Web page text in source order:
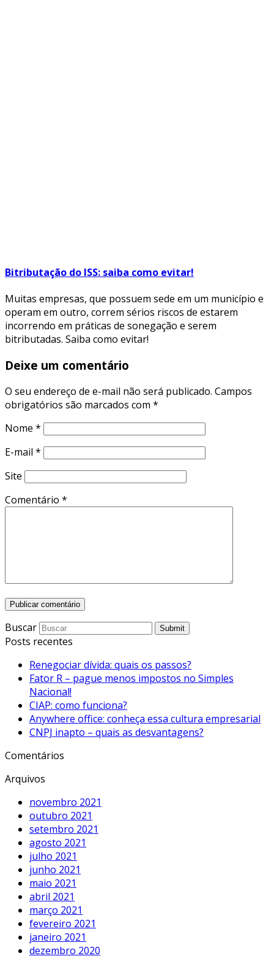
Bitributação do ISS: saiba como evitar!
Muitas empresas, que possuem sede em um município e
operam em outro, correm sérios riscos de estarem
incorrendo em práticas de sonegação e serem
bitributadas. Saiba como evitar!
Deixe um comentário
O seu endereço de e-mail não será publicado. Campos
obrigatórios são marcados com *
Nome *
E-mail *
Site
Comentário *
Buscar Submit
Posts recentes
Renegociar dívida: quais os passos?
Fator R – pague menos impostos no Simples
Nacional!
CIAP: como funciona?
Anywhere office: conheça essa cultura empresarial
CNPJ inapto – quais as desvantagens?
Comentários
Arquivos
novembro 2021
outubro 2021
setembro 2021
agosto 2021
julho 2021
junho 2021
maio 2021
abril 2021
março 2021
fevereiro 2021
janeiro 2021
dezembro 2020